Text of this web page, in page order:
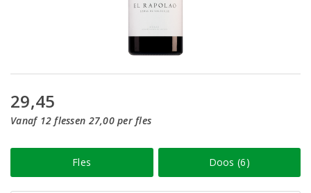
29,45
Vanaf 12 flessen 27,00 per fles
Fles Doos (6)